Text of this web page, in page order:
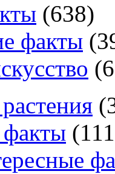
(638)
факты (
(
(
(111